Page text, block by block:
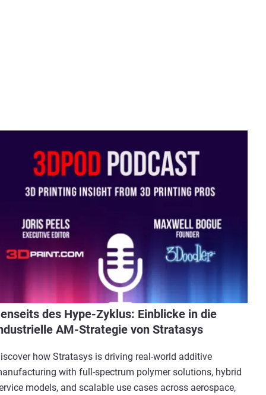
des Hype-Zyklus: Einblicke in die
AM-Strategie von Stratasys
how Stratasys is driving real-world additive
with full-spectrum polymer solutions, hybrid
models, and scalable use cases across aerospace,